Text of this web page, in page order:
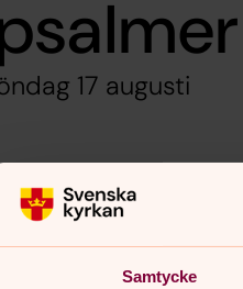
Samtycke
17 augusti
tillsammans. Kom och
augusti kl. 18.00.